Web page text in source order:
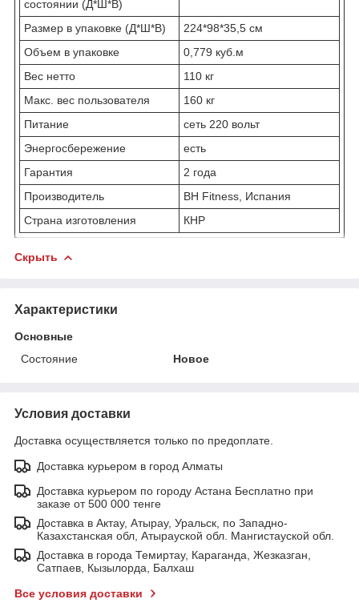
состоянии (Д*Ш*В)
Размер в упаковке (Д*Ш*В)
224*98*35,5 см
Объем в упаковке
0,779 куб.м
Вес нетто
110 кг
Макс. вес пользователя
160 кг
Питание
сеть 220 вольт
Энергосбережение
есть
Гарантия
2 года
Производитель
BH Fitness, Испания
Страна изготовления
КНР
Скрыть
Характеристики
Основные
Состояние
Новое
Условия доставки
Доставка осуществляется только по предоплате.
Доставка курьером в город Алматы
Доставка курьером по городу Астана Бесплатно при
заказе от 500 000 тенге
Доставка в Актау, Атырау, Уральск, по Западно-
Казахстанская обл, Атырауской обл. Мангистауской обл.
Доставка в города Темиртау, Караганда, Жезказган,
Сатпаев, Кызылорда, Балхаш
Все условия доставки